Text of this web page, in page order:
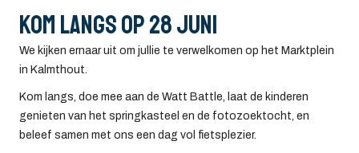
Kom langs op 28 juni
We kijken ernaar uit om jullie te verwelkomen op het Marktplein
in Kalmthout.
Kom langs, doe mee aan de Watt Battle, laat de kinderen
genieten van het springkasteel en de fotozoektocht, en
beleef samen met ons een dag vol fietsplezier.